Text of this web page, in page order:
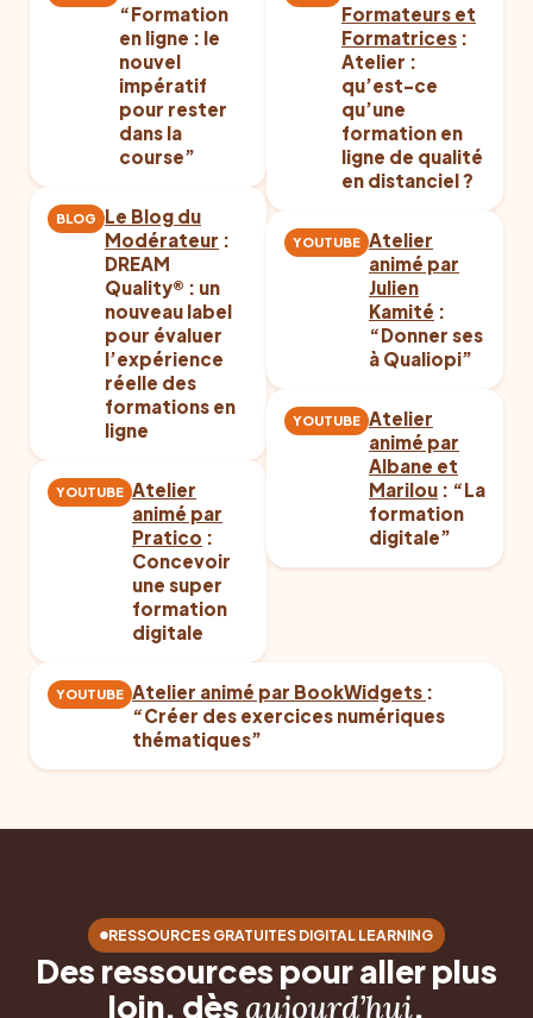
“Formation
en ligne : le
nouvel
impératif
pour rester
dans la
course”
BLOG
Le Blog du
Modérateur :
DREAM
Quality® : un
nouveau label
pour évaluer
l’expérience
réelle des
formations en
ligne
YOUTUBE
Atelier
animé par
Pratico :
Concevoir
une super
formation
digitale
Formateurs et
Formatrices :
Atelier :
qu’est-ce
qu’une
formation en
ligne de qualité
en distanciel ?
YOUTUBE
Atelier
animé par
Julien
Kamité :
“Donner ses
à Qualiopi”
YOUTUBE
Atelier
animé par
Albane et
Marilou : “La
formation
digitale”
YOUTUBE Atelier animé par BookWidgets :
“Créer des exercices numériques
thématiques”
RESSOURCES GRATUITES DIGITAL LEARNING
Des ressources pour aller plus
loin, dès aujourd’hui.